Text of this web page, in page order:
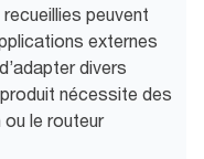
peuvent
externes
divers
nécessite des
le routeur